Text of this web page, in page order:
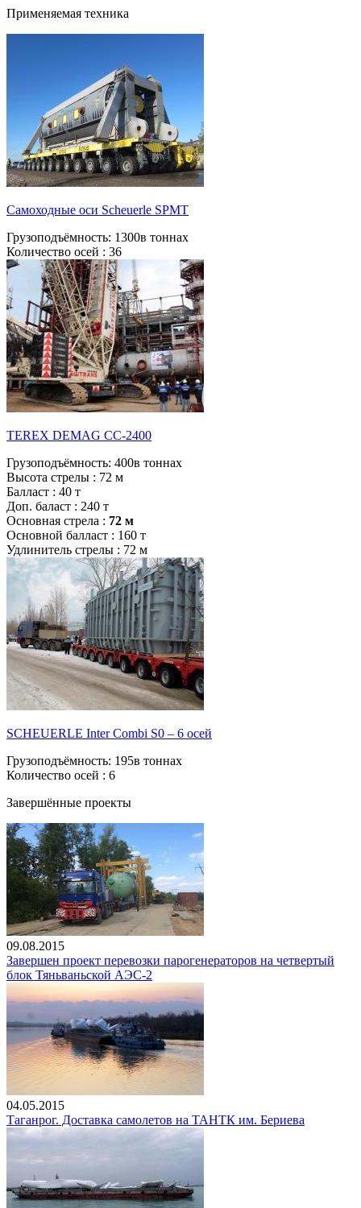
Применяемая техника
Самоходные оси Scheuerle SPMT
Грузоподъёмность: 1300в тоннах
Количество осей : 36
TEREX DEMAG CC-2400
Грузоподъёмность: 400в тоннах
Высота стрелы : 72 м
Балласт : 40 т
Доп. баласт : 240 т
Основная стрела : 72 м
Основной балласт : 160 т
Удлинитель стрелы : 72 м
SCHEUERLE Inter Combi S0 – 6 осей
Грузоподъёмность: 195в тоннах
Количество осей : 6
Завершённые проекты
09.08.2015
Завершен проект перевозки парогенераторов на четвертый
блок Тяньваньской АЭС-2
04.05.2015
Таганрог. Доставка самолетов на ТАНТК им. Бериева